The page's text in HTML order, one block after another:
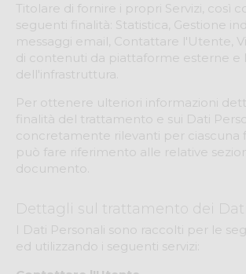
Titolare di fornire i propri Servizi, così
seguenti finalità: Statistica, Gestione
messaggi email, Contattare l'Utente,
di contenuti da piattaforme esterne e
dell'infrastruttura.
Per ottenere ulteriori informazioni
finalità del trattamento e sui Dati
concretamente rilevanti per ciascuna
può fare riferimento alle relative
documento.
Dettagli sul trattamento dei
I Dati Personali sono raccolti per le
ed utilizzando i seguenti servizi: